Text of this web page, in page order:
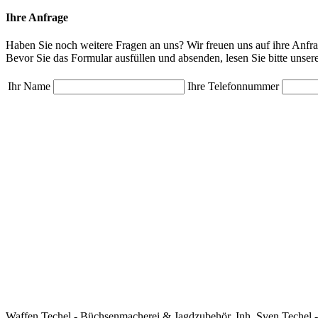
Ihre Anfrage
Haben Sie noch weitere Fragen an uns? Wir freuen uns auf ihre
Bevor Sie das Formular ausfüllen und absenden, lesen Sie bitte
Ihr Name Ihre Telefonnummer